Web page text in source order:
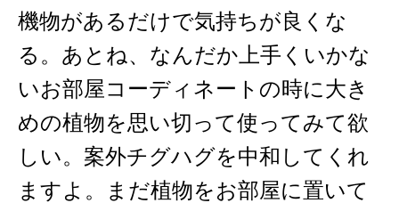
機物があるだけで気持ちが良くな
る。あとね、なんだか上手くいかな
いお部屋コーディネートの時に大き
めの植物を思い切って使ってみて欲
しい。案外チグハグを中和してくれ
ますよ。まだ植物をお部屋に置いて